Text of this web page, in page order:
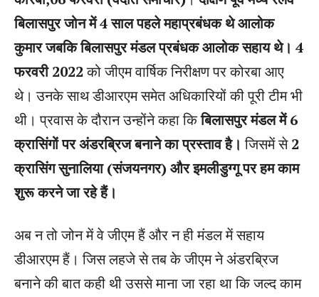
बिलासपुर जोन में 4 साल पहले महाप्रबंधक थे आलोक
कुमार जबकि बिलासपुर मंडल प्रबंधक आलोक सहाय थे। 4
फरवरी 2022को जीएम वार्षिक निरीक्षण पर कोरबा आए
थे। उनके साथ डीआरएम समेत अधिकारियों की पूरी टीम भी
थी। प्रवास के दौरान उन्होंने कहा किबिलासपुर मंडल में 6
क्रासिंगों पर अंडरब्रिज बनाने का प्रस्ताव है। जिसमें से2
क्रासिंग सुनालिया (संजयनगर) और इमलीडुग्गू पर हम काम
शुरू करने जा रहे हैं।
अब न तो जोन में वे जीएम हैं और न ही मंडल में सहाय
डीआरएम हैं। जिस लहजे से तब के जीएम ने अंडरब्रिज
बनाने की बात कही थी उससे माना जा रहा था कि जल्द काम